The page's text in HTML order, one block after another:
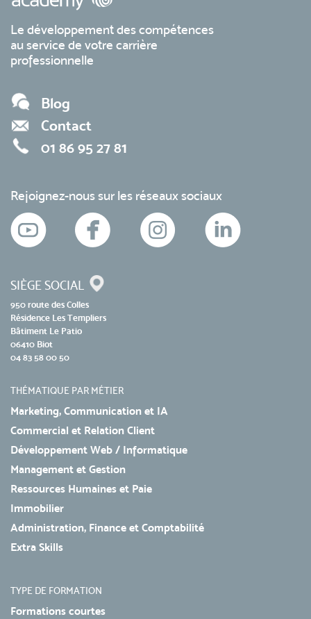
Le développement des compétences
au service de votre carrière
professionnelle
Blog
Contact
01 86 95 27 81
Rejoignez-nous sur les réseaux sociaux
SIÈGE SOCIAL
950 route des Colles
Résidence Les Templiers
Bâtiment Le Patio
06410 Biot
04 83 58 00 50
THÉMATIQUE PAR MÉTIER
Marketing, Communication et IA
Commercial et Relation Client
Développement Web / Informatique
Management et Gestion
Ressources Humaines et Paie
Immobilier
Administration, Finance et Comptabilité
Extra Skills
TYPE DE FORMATION
Formations courtes